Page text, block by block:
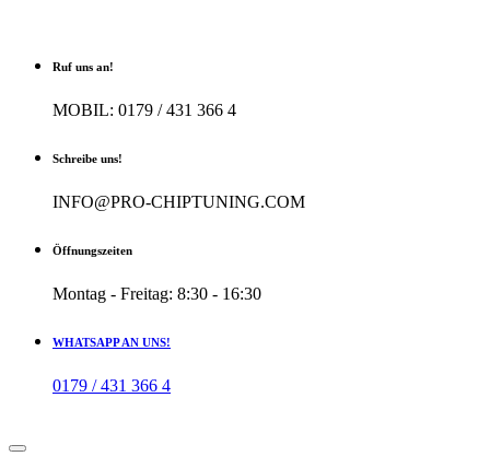
Ruf uns an!
MOBIL: 0179 / 431 366 4
Schreibe uns!
INFO@PRO-CHIPTUNING.COM
Öffnungszeiten
Montag - Freitag: 8:30 - 16:30
WHATSAPP AN UNS!
0179 / 431 366 4